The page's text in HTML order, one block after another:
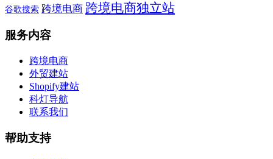
谷歌搜索 跨境电商 跨境电商独立站
服务内容
跨境电商
外贸建站
Shopify建站
科灯导航
联系我们
帮助支持